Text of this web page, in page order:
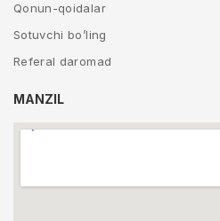
Qonun-qoidalar
Sotuvchi bo’ling
Referal daromad
MANZIL